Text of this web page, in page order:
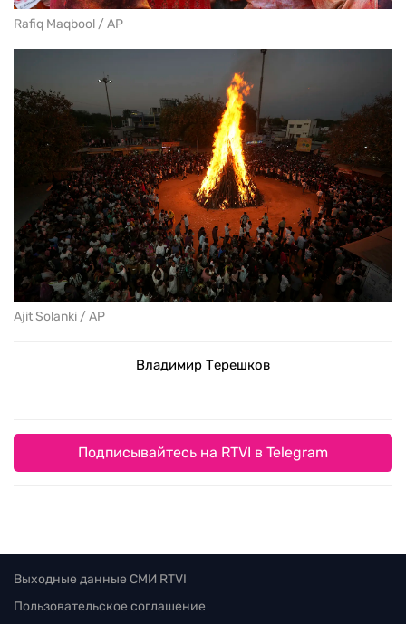
Rafiq Maqbool / AP
Ajit Solanki / AP
Владимир Терешков
Подписывайтесь на RTVI в Telegram
Выходные данные СМИ RTVI
Пользовательское соглашение